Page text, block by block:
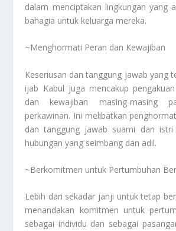
dalam menciptakan lingkungan yang
bahagia untuk keluarga mereka.
~Menghormati Peran dan Kewajiban
Keseriusan dan tanggung jawab yang
ijab Kabul juga mencakup
dan kewajiban masing-masing
perkawinan. Ini melibatkan
dan tanggung jawab suami dan istri
hubungan yang seimbang dan adil.
~Berkomitmen untuk Pertumbuhan
Lebih dari sekadar janji untuk tetap
menandakan komitmen untuk
sebagai individu dan sebagai